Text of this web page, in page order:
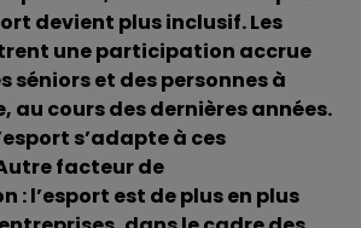
devient plus inclusif. Les
une participation accrue
séniors et des personnes à
au cours des dernières années.
s’adapte à ces
facteur de
l’esport est de plus en plus